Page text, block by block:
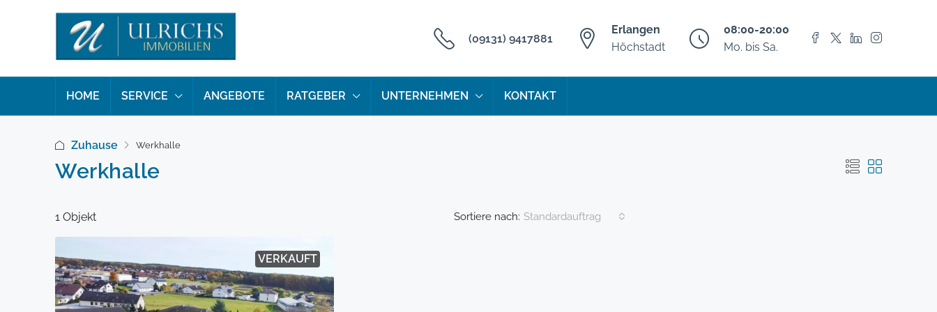
(09131) 9417881
Erlangen
Höchstadt
08:00-20:00
Mo. bis Sa.
HOME SERVICE ANGEBOTE RATGEBER UNTERNEHMEN KONTAKT
Zuhause Werkhalle
Werkhalle
1 Objekt Sortiere nach: Standardauftrag
VERKAUFT